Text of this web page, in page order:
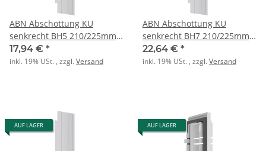
ABN Abschottung KU
senkrecht BH5 210/225mm
tief
17,94 € *
inkl. 19% USt. , zzgl.Versand
ABN Abschottung KU
senkrecht BH7 210/225mm
tief
22,64 € *
inkl. 19% USt. , zzgl.Versand
AUF LAGER AUF LAGER